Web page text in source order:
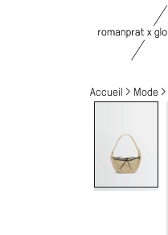
Accueil Mode